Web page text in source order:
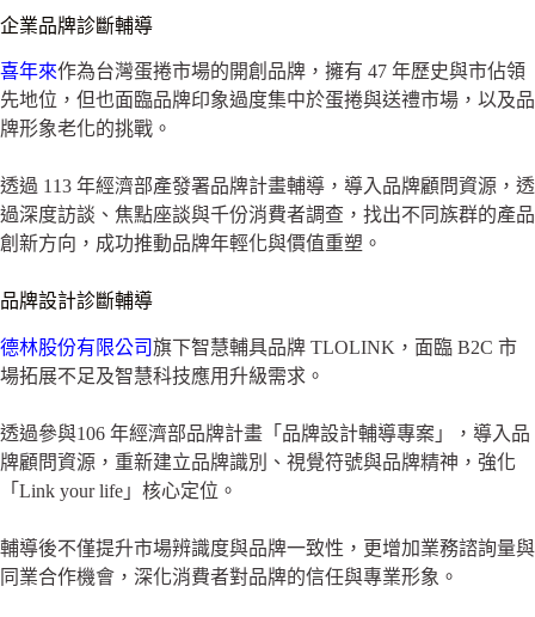
企業品牌診斷輔導
喜年來作為台灣蛋捲市場的開創品牌，擁有 47 年歷史與市佔領
先地位，但也面臨品牌印象過度集中於蛋捲與送禮市場，以及品
牌形象老化的挑戰。
透過 113 年經濟部產發署品牌計畫輔導，導入品牌顧問資源，透
過深度訪談、焦點座談與千份消費者調查，找出不同族群的產品
創新方向，成功推動品牌年輕化與價值重塑。
品牌設計診斷輔導
德林股份有限公司旗下智慧輔具品牌 TLOLINK，面臨 B2C 市
場拓展不足及智慧科技應用升級需求。
透過參與106 年經濟部品牌計畫「品牌設計輔導專案」，導入品
牌顧問資源，重新建立品牌識別、視覺符號與品牌精神，強化
「Link your life」核心定位。
輔導後不僅提升市場辨識度與品牌一致性，更增加業務諮詢量與
同業合作機會，深化消費者對品牌的信任與專業形象。